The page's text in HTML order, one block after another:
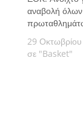
αναβολή
29
σε "Basket"